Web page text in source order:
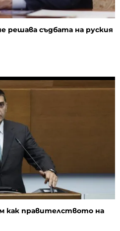
решава съдбата на руския
как правителството на